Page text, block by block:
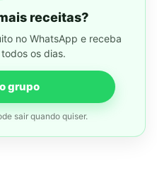
receitas?
no WhatsApp e receba
os dias.
grupo
sair quando quiser.